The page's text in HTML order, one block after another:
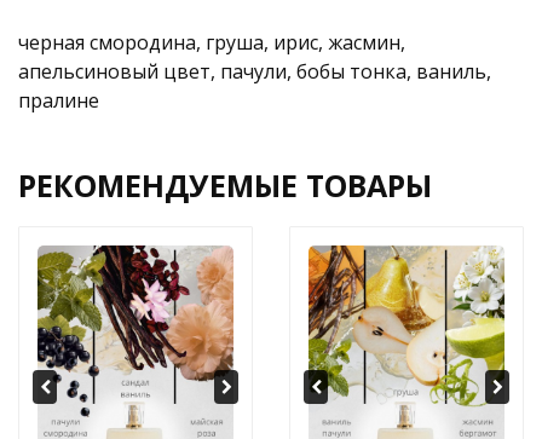
черная смородина, груша, ирис, жасмин,
апельсиновый цвет, пачули, бобы тонка, ваниль,
пралине
РЕКОМЕНДУЕМЫЕ ТОВАРЫ